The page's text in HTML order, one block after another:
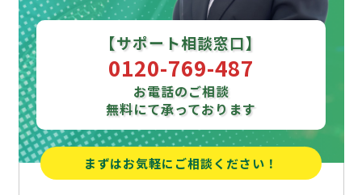
【サポート相談窓口】
0120-769-487
お電話のご相談
無料にて承っております
まずはお気軽にご相談ください！